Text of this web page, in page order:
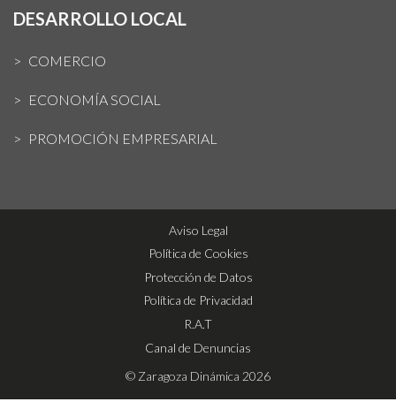
DESARROLLO LOCAL
COMERCIO
ECONOMÍA SOCIAL
PROMOCIÓN EMPRESARIAL
Aviso Legal
Política de Cookies
Protección de Datos
Política de Privacidad
R.A.T
Canal de Denuncias
© Zaragoza Dinámica 2026